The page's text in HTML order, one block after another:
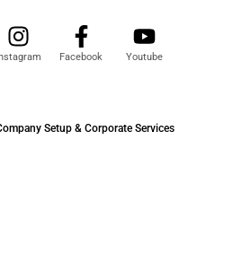
Facebook Youtube
Setup & Corporate Services